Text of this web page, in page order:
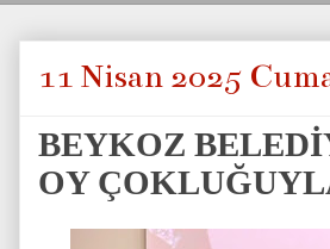
11 Nisan 2025
BEYKOZ
OY